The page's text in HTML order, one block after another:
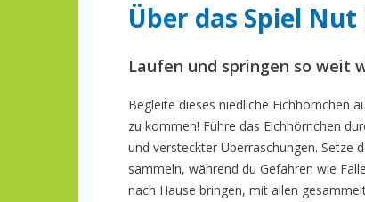
Über das Spiel Nut
Laufen und springen so weit
Begleite dieses niedliche Eichhörnchen
zu kommen! Führe das Eichhörnchen
und versteckter Überraschungen. Setze
sammeln, während du Gefahren wie
nach Hause bringen, mit allen